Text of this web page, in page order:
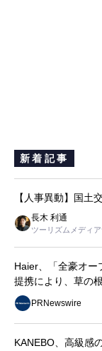
新着記事
【人事異動】国土
長木 利通
ツーリズムメディ
Haier、「全豪オー
提携により、草の
PRNewswire
KANEBO、高級感